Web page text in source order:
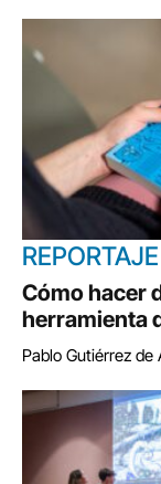
REPORTAJE
Cómo hacer
herramienta
Pablo Gutiérrez de